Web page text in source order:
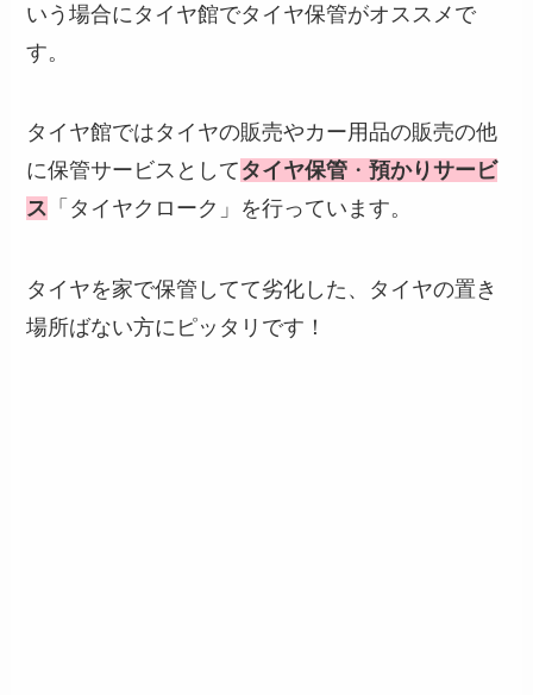
いう場合にタイヤ館でタイヤ保管がオススメで
す。
タイヤ館ではタイヤの販売やカー用品の販売の他
に保管サービスとして タイヤ保管 ・預かりサービ
ス 「タイヤクローク」を行っています。
タイヤを家で保管してて劣化した、タイヤの置き
場所ばない方にピッタリです！